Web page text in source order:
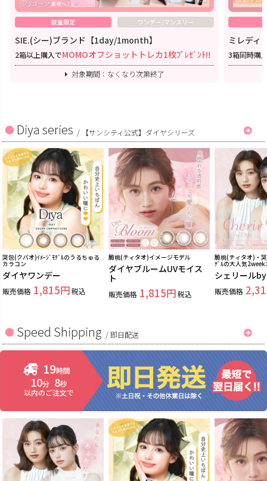
数量限定 ワンデー/マンスリー
SIE.(シー)ブランド【1day/1month】
2箱以上購入でMOMOオフショットトレカ1枚ﾌﾟﾚｾﾞﾝﾄ!!
対象期間：なくなり次第終了
ミレディ
3箱同時購
Diya series / 【サンシティ公式】ダイヤシリーズ
哭包(クバオ)ｲﾒｰｼﾞﾓﾃﾞﾙのうるちゅる
カラコン
ダイヤワンデー
販売価格 1,815 税込
脆桃(チィタオ)イメージモデル
ダイヤブルームUVモイス
ト
販売価格 1,815 税込
脆桃(チィタオ)・
ﾃﾞﾙの大人気2week
シェリール
販売価格
Speed Shipping / 即日配送
19時間
10分 7秒
以内のご注文で